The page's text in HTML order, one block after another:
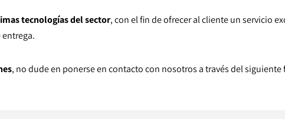
tecnologías del sector, con el fin de ofrecer al cliente un servicio
, no dude en ponerse en contacto con nosotros a través del